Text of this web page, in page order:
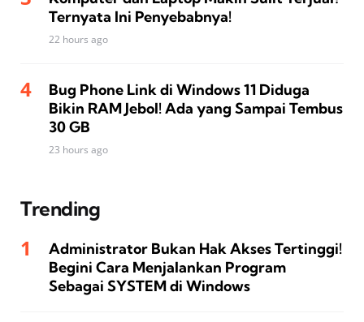
Ternyata Ini Penyebabnya!
22 hours ago
Bug Phone Link di Windows 11 Diduga
Bikin RAM Jebol! Ada yang Sampai Tembus
30 GB
23 hours ago
Trending
Administrator Bukan Hak Akses Tertinggi!
Begini Cara Menjalankan Program
Sebagai SYSTEM di Windows